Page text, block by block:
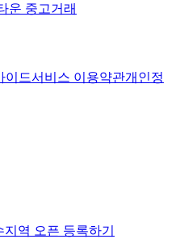
운 중고거래
이드서비스 이용약관개인정
지역 오픈 등록하기